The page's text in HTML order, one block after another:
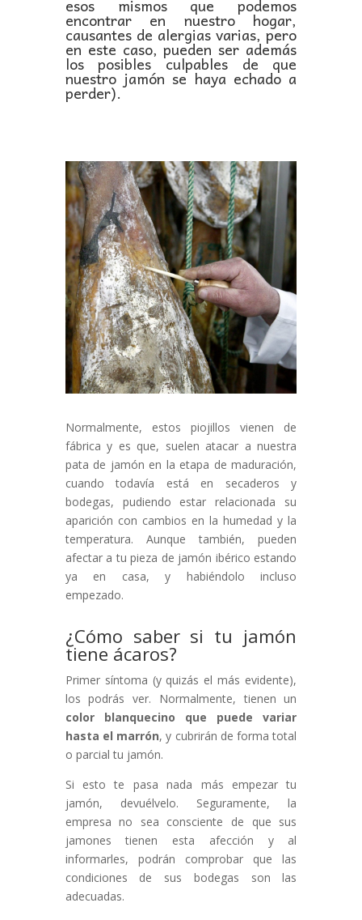
esos mismos que podemos
encontrar en nuestro hogar,
causantes de alergias varias, pero
en este caso, pueden ser además
los posibles culpables de que
nuestro jamón se haya echado a
perder).
Normalmente, estos piojillos vienen de
fábrica y es que, suelen atacar a nuestra
pata de jamón en la etapa de maduración,
cuando todavía está en secaderos y
bodegas, pudiendo estar relacionada su
aparición con cambios en la humedad y la
temperatura. Aunque también, pueden
afectar a tu pieza de jamón ibérico estando
ya en casa, y habiéndolo incluso
empezado.
¿Cómo saber si tu jamón
tiene ácaros?
Primer síntoma (y quizás el más evidente),
los podrás ver. Normalmente, tienen un
color blanquecino que puede variar
hasta el marrón, y cubrirán de forma total
o parcial tu jamón.
Si esto te pasa nada más empezar tu
jamón, devuélvelo. Seguramente, la
empresa no sea consciente de que sus
jamones tienen esta afección y al
informarles, podrán comprobar que las
condiciones de sus bodegas son las
adecuadas.